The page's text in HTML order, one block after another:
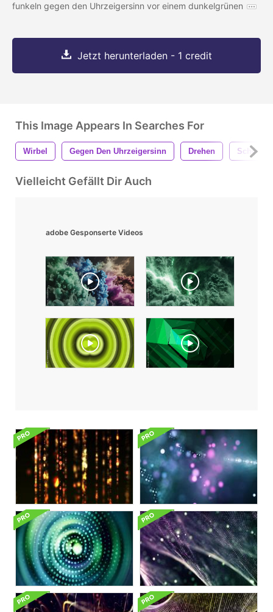
funkeln gegen den Uhrzeigersinn vor einem dunkelgrünen
Jetzt herunterladen - 1 credit
This Image Appears In Searches For
Wirbel Gegen Den Uhrzeigersinn Drehen Scheinen
Vielleicht Gefällt Dir Auch
adobe Gesponserte Videos